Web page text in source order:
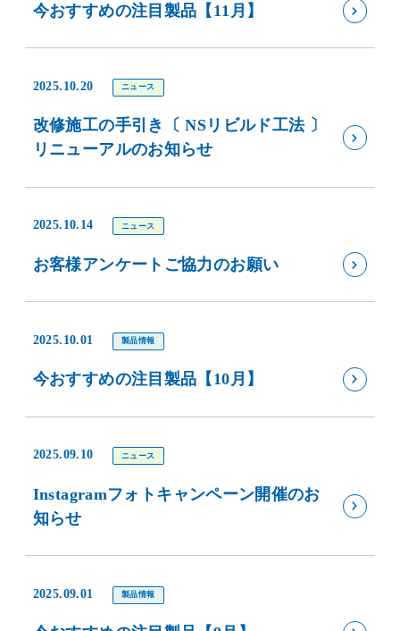
今おすすめの注目製品【11月】
2025.10.20 ニュース
改修施工の手引き〔 NSリビルド工法 〕
リニューアルのお知らせ
2025.10.14 ニュース
お客様アンケートご協力のお願い
2025.10.01 製品情報
今おすすめの注目製品【10月】
2025.09.10 ニュース
Instagramフォトキャンペーン開催のお
知らせ
2025.09.01 製品情報